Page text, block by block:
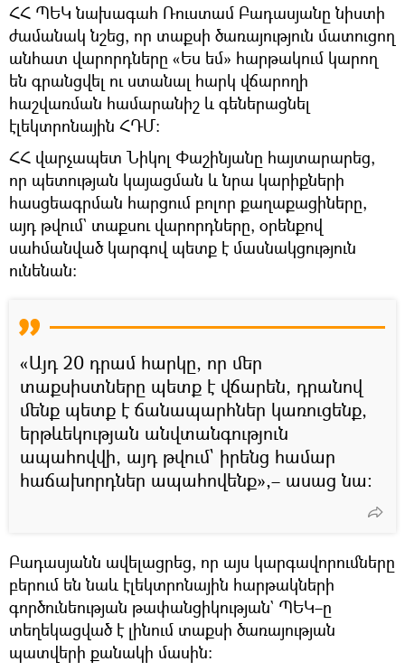
ՀՀ ՊԵԿ նախագահ Ռուստամ Բադասյանը նիստի
ժամանակ նշեց, որ տաքսի ծառայություն մատուցող
անհատ վարորդները «Ես եմ» հարթակում կարող
են գրանցվել ու ստանալ հարկ վճարողի
հաշվառման համարանիշ և գեներացնել
էլեկտրոնային ՀԴՄ։
ՀՀ վարչապետ Նիկոլ Փաշինյանը հայտարարեց,
որ պետության կայացման և նրա կարիքների
հասցեագրման հարցում բոլոր քաղաքացիները,
այդ թվում` տաքսու վարորդները, օրենքով
սահմանված կարգով պետք է մասնակցություն
ունենան։
«Այդ 20 դրամ հարկը, որ մեր
տաքսիստները պետք է վճարեն, դրանով
մենք պետք է ճանապարհներ կառուցենք,
երթևեկության անվտանգություն
ապահովվի, այդ թվում` իրենց համար
հաճախորդներ ապահովենք»,– ասաց նա։
Բադասյանն ավելացրեց, որ այս կարգավորումները
բերում են նաև էլեկտրոնային հարթակների
գործունեության թափանցիկության` ՊԵԿ–ը
տեղեկացված է լինում տաքսի ծառայության
պատվերի քանակի մասին։